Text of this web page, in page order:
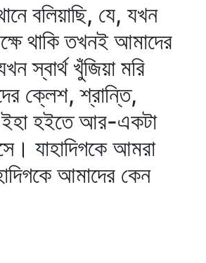
বলিয়াছি, যে, যখন
থাকি তখনই আমাদের
স্বার্থ খুঁজিয়া মরি
ক্লেশ, শ্রান্তি,
হইতে আর-একটা
যাহাদিগকে আমরা
আমাদের কেন